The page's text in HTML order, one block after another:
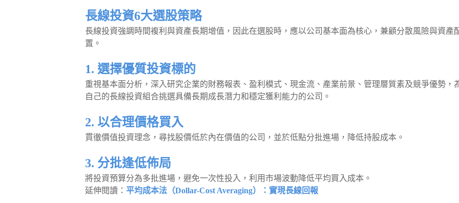
長線投資6大選股策略
長線投資強調時間複利與資產長期增值，因此在選股時，應以公司基本面為核心，兼顧分散風險與資產
置。
1. 選擇優質投資標的
重視基本面分析，深入研究企業的財務報表、盈利模式、現金流、產業前景、管理層質素及競爭優勢，
自己的長線投資組合挑選具備長期成長潛力和穩定獲利能力的公司。
2. 以合理價格買入
貫徹價值投資理念，尋找股價低於內在價值的公司，並於低點分批進場，降低持股成本。
3. 分批逢低佈局
將投資預算分為多批進場，避免一次性投入，利用市場波動降低平均買入成本。
延伸閱讀： 平均成本法（Dollar-Cost Averaging）：實現長線回報